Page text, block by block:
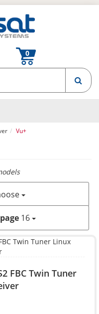
Vu+
16
FBC Twin Tuner